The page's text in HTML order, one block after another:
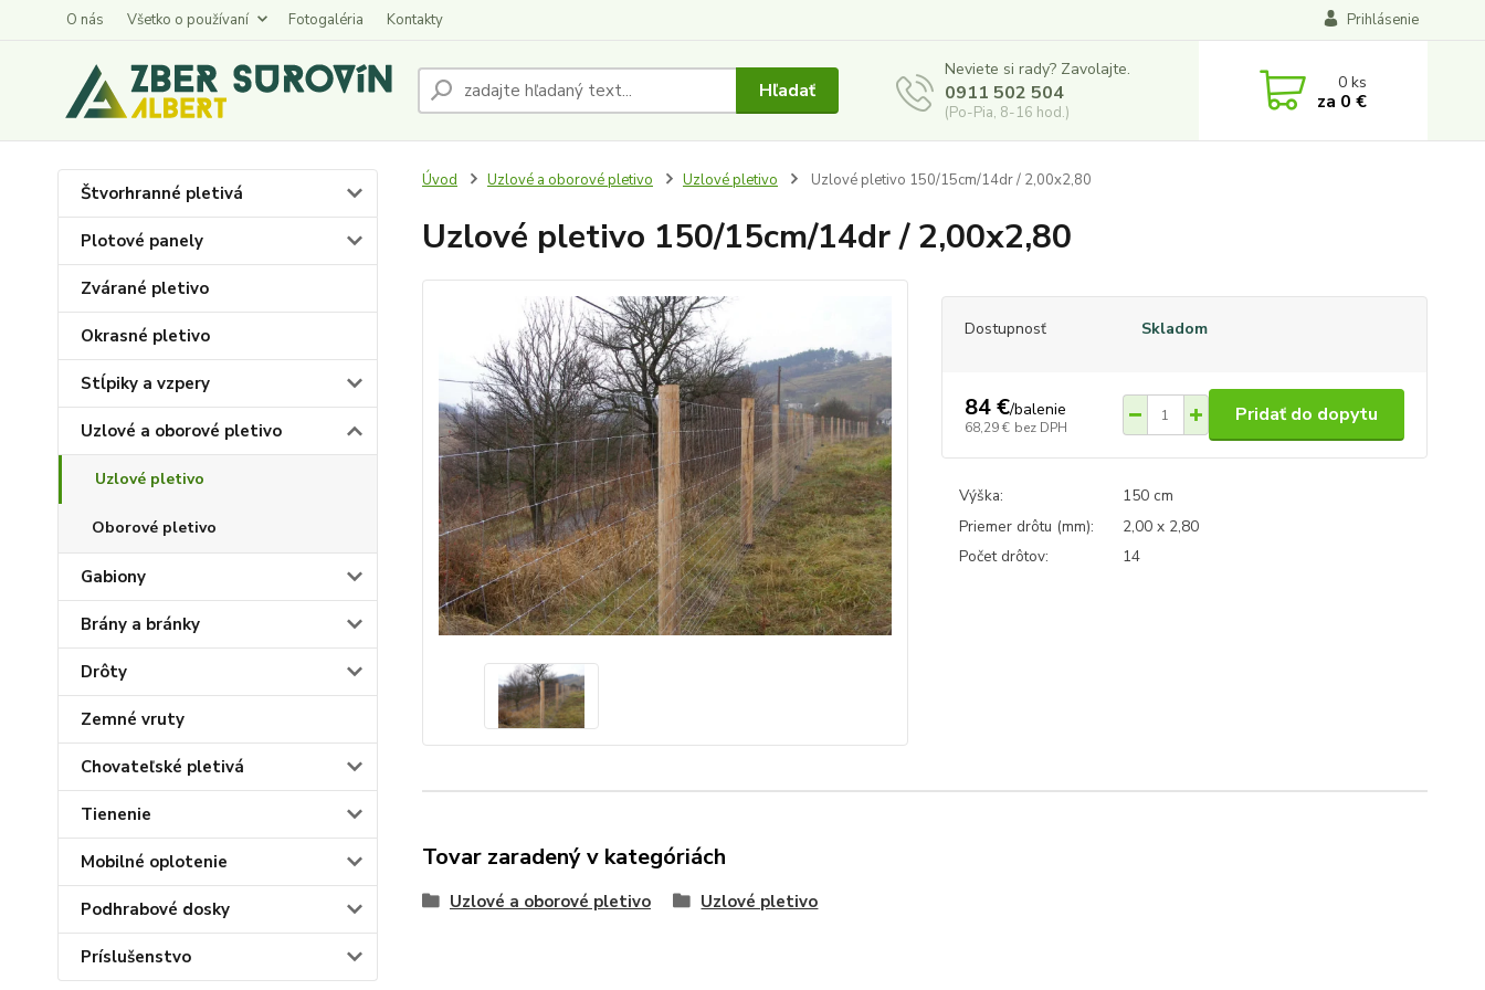
O nás Všetko o používaní Fotogaléria Kontakty Prihlásenie
Hľadať
Neviete si rady? Zavolajte.
0911 502 504
(Po-Pia, 8-16 hod.)
0ks
za 0 €
Štvorhranné pletivá
Plotové panely
Zvárané pletivo
Okrasné pletivo
Stĺpiky a vzpery
Uzlové a oborové pletivo
Uzlové pletivo
Oborové pletivo
Gabiony
Brány a bránky
Drôty
Zemné vruty
Chovateľské pletivá
Tienenie
Mobilné oplotenie
Podhrabové dosky
Príslušenstvo
Úvod Uzlové a oborové pletivo Uzlové pletivo Uzlové pletivo 150/15cm/14dr / 2,00x2,80
Uzlové pletivo 150/15cm/14dr / 2,00x2,80
Dostupnosť Skladom
84 €/balenie
68,29 € bez DPH
Pridať do dopytu
Výška:
150 cm
Priemer drôtu (mm):
2,00 x 2,80
Počet drôtov:
14
Tovar zaradený v kategóriách
Uzlové a oborové pletivo Uzlové pletivo